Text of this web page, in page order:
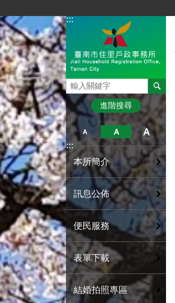
:::
搜尋
進階搜尋
:::
本所簡介
訊息公佈
便民服務
表單下載
結婚拍照專區